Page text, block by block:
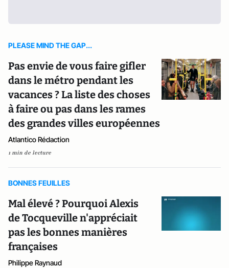
PLEASE MIND THE GAP...
Pas envie de vous faire gifler
dans le métro pendant les
vacances ? La liste des choses
à faire ou pas dans les rames
des grandes villes européennes
Atlantico Rédaction
1 min de lecture
BONNES FEUILLES
Mal élevé ? Pourquoi Alexis
de Tocqueville n'appréciait
pas les bonnes manières
françaises
Philippe Raynaud